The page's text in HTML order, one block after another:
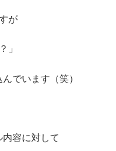
が
」
でいます（笑）
容に対して